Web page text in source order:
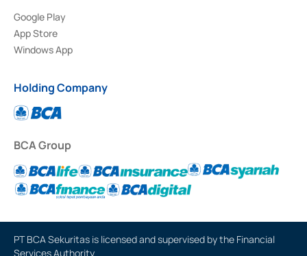
Google Play
App Store
Windows App
Holding Company
BCA Group
PT BCA Sekuritas is licensed and supervised by the Financial
Services Authority